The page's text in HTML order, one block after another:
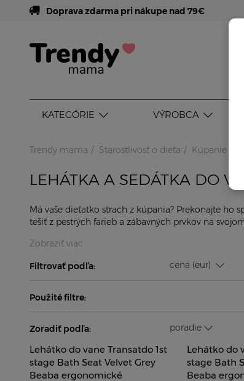
Doprava zdarma pri nákupe nad 79€
KATEGÓRIE VÝROBCA
Trendy mama Starostlivosť o dieťa Kúpanie
LEHÁTKA A SEDÁTKA DO
Má vaše dieťatko strach z kúpania? Prekonajte
tešiť z pestrých farieb a zábavných prvkov na
Zobraziť viac
Filtrovať podľa:
Použité filtre:
Zoradiť podľa: poradie
Lehátko do vane Transatdo 1st
stage Bath Seat Velvet Grey
Beaba ergonomické
Lehátko do
stage Bath
Beaba